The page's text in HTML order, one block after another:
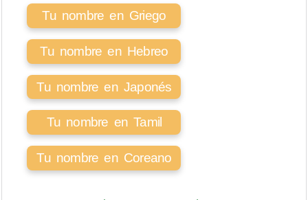
Tu nombre en Griego
Tu nombre en Hebreo
Tu nombre en Japonés
Tu nombre en Tamil
Tu nombre en Coreano